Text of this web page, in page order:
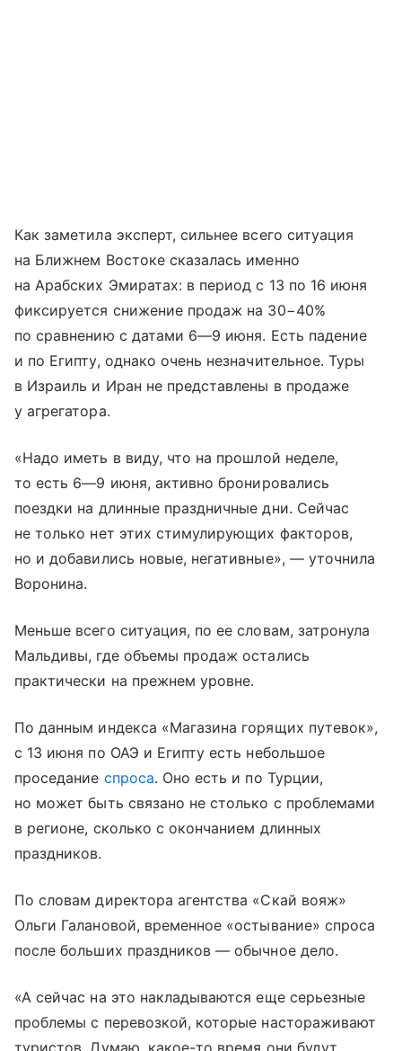
Как заметила эксперт, сильнее всего ситуация
на Ближнем Востоке сказалась именно
на Арабских Эмиратах: в период с 13 по 16 июня
фиксируется снижение продаж на 30−40%
по сравнению с датами 6—9 июня. Есть падение
и по Египту, однако очень незначительное. Туры
в Израиль и Иран не представлены в продаже
у агрегатора.
«Надо иметь в виду, что на прошлой неделе,
то есть 6—9 июня, активно бронировались
поездки на длинные праздничные дни. Сейчас
не только нет этих стимулирующих факторов,
но и добавились новые, негативные», — уточнила
Воронина.
Меньше всего ситуация, по ее словам, затронула
Мальдивы, где объемы продаж остались
практически на прежнем уровне.
По данным индекса «Магазина горящих путевок»,
с 13 июня по ОАЭ и Египту есть небольшое
проседание спроса. Оно есть и по Турции,
но может быть связано не столько с проблемами
в регионе, сколько с окончанием длинных
праздников.
По словам директора агентства «Скай вояж»
Ольги Галановой, временное «остывание» спроса
после больших праздников — обычное дело.
«А сейчас на это накладываются еще серьезные
проблемы с перевозкой, которые настораживают
туристов. Думаю, какое-то время они будут